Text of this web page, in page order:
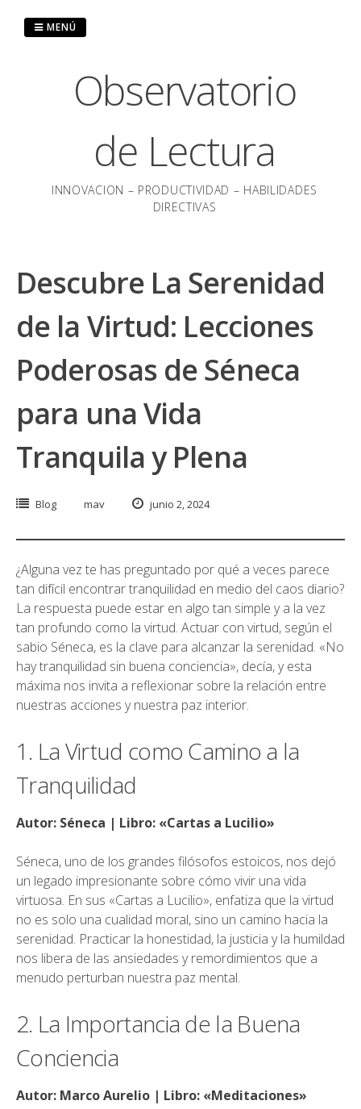
Observatorio
de Lectura
INNOVACION – PRODUCTIVIDAD – HABILIDADES
DIRECTIVAS
MENÚ
Descubre La Serenidad
de la Virtud: Lecciones
Poderosas de Séneca
para una Vida
Tranquila y Plena
Blog mav junio 2, 2024
¿Alguna vez te has preguntado por qué a veces parece
tan difícil encontrar tranquilidad en medio del caos diario?
La respuesta puede estar en algo tan simple y a la vez
tan profundo como la virtud. Actuar con virtud, según el
sabio Séneca, es la clave para alcanzar la serenidad. «No
hay tranquilidad sin buena conciencia», decía, y esta
máxima nos invita a reflexionar sobre la relación entre
nuestras acciones y nuestra paz interior.
1. La Virtud como Camino a la
Tranquilidad
Autor: Séneca | Libro: «Cartas a Lucilio»
Séneca, uno de los grandes filósofos estoicos, nos dejó
un legado impresionante sobre cómo vivir una vida
virtuosa. En sus «Cartas a Lucilio», enfatiza que la virtud
no es solo una cualidad moral, sino un camino hacia la
serenidad. Practicar la honestidad, la justicia y la humildad
nos libera de las ansiedades y remordimientos que a
menudo perturban nuestra paz mental.
2. La Importancia de la Buena
Conciencia
Autor: Marco Aurelio | Libro: «Meditaciones»